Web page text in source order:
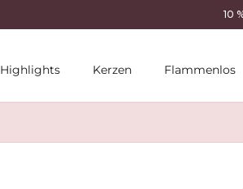
10
Highlights Kerzen Flammenlos